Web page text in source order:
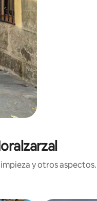
y otros aspectos.